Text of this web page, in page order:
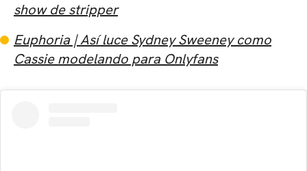
show de stripper
Euphoria | Así luce Sydney Sweeney como
Cassie modelando para Onlyfans